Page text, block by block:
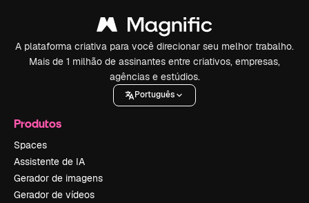
A plataforma criativa para você direcionar seu melhor trabalho.
Mais de 1 milhão de assinantes entre criativos, empresas,
agências e estúdios.
Português
Produtos
Spaces
Assistente de IA
Gerador de imagens
Gerador de vídeos